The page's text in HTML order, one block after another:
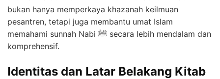
bukan hanya memperkaya khazanah keilmuan
pesantren, tetapi juga membantu umat Islam
memahami sunnah Nabi ﷺ secara lebih mendalam dan
komprehensif.
Identitas dan Latar Belakang Kitab